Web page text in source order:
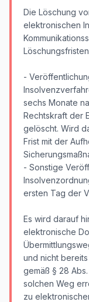
Die Löschung
elektronischen
-
sechs Monate
Rechtskraft der
gelöscht. Wird
Frist mit der
- Sonstige
ersten Tag der
Es wird darauf
elektronische
und nicht bereits
gemäß § 28
solchen Weg
zu